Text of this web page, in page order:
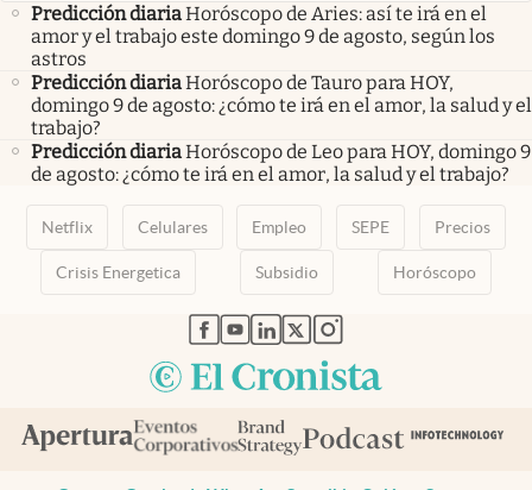
Predicción diariaHoróscopo de Aries: así te irá en el
amor y el trabajo este domingo 9 de agosto, según los
astros
Predicción diariaHoróscopo de Tauro para HOY,
domingo 9 de agosto: ¿cómo te irá en el amor, la salud y el
trabajo?
Predicción diariaHoróscopo de Leo para HOY, domingo 9
de agosto: ¿cómo te irá en el amor, la salud y el trabajo?
Netflix Celulares Empleo SEPE Precios
Crisis Energetica Subsidio Horóscopo
abre en nueva pestaña
abre en nueva pestaña
abre en nueva pestaña
abre en nueva pestaña
abre en nueva pestaña